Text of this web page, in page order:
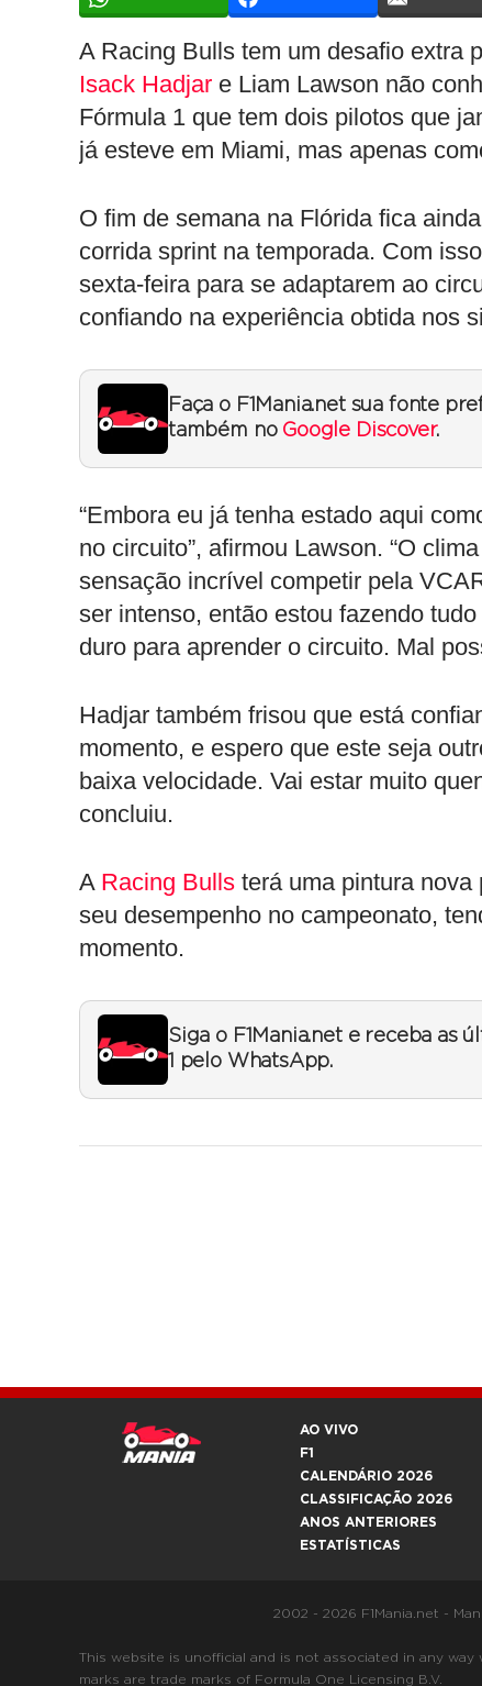
A Racing Bulls tem um desafio extra
Isack Hadjar e Liam Lawson não
Fórmula 1 que tem dois pilotos que
já esteve em Miami, mas apenas
O fim de semana na Flórida fica
corrida sprint na temporada. Com
sexta-feira para se adaptarem ao
confiando na experiência obtida nos
Faça o F1Mania.net sua fonte
também no Google Discover.
“Embora eu já tenha estado aqui
no circuito”, afirmou Lawson. “O
sensação incrível competir pela
ser intenso, então estou fazendo
duro para aprender o circuito. Mal
Hadjar também frisou que está
momento, e espero que este seja
baixa velocidade. Vai estar muito
concluiu.
A Racing Bulls terá uma pintura
seu desempenho no campeonato,
momento.
Siga o F1Mania.net e receba as
1 pelo WhatsApp.
AO VIVO
F1
CALENDÁRIO 2026
CLASSIFICAÇÃO 2026
ANOS ANTERIORES
ESTATÍSTICAS
2002 - 2026 F1Mania.net -
This website is unofficial and is not associated in any way
marks are trade marks of Formula One Licensing B.V.